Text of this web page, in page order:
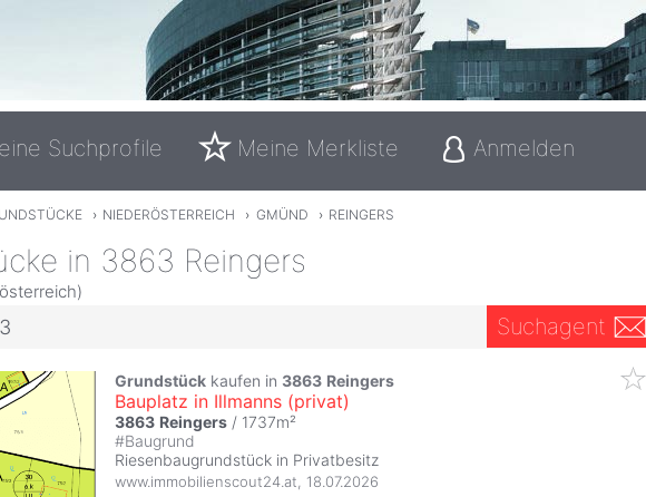
Suchprofile Meine Merkliste Anmelden
› NIEDERÖSTERREICH › GMÜND › REINGERS
in 3863 Reingers
Suchagent
Grundstück kaufen in 3863 Reingers
Bauplatz in Illmanns (privat)
3863 Reingers / 1737m²
#Baugrund
Riesenbaugrundstück in Privatbesitz
www.immobilienscout24.at 18.07.2026